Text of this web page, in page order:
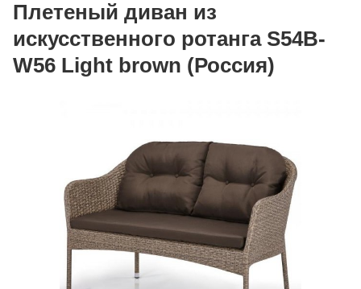
Плетеный диван из
искусственного ротанга S54B-
W56 Light brown (Россия)